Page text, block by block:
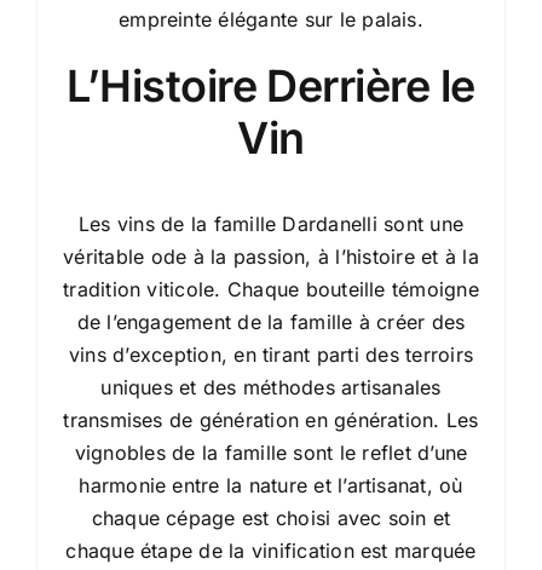
empreinte élégante sur le palais.
L’Histoire Derrière le
Vin
Les vins de la famille Dardanelli sont une
véritable ode à la passion, à l’histoire et à la
tradition viticole. Chaque bouteille témoigne
de l’engagement de la famille à créer des
vins d’exception, en tirant parti des terroirs
uniques et des méthodes artisanales
transmises de génération en génération. Les
vignobles de la famille sont le reflet d’une
harmonie entre la nature et l’artisanat, où
chaque cépage est choisi avec soin et
chaque étape de la vinification est marquée